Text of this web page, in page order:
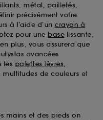
métal, pailletés,
précisément votre
à l’aide d’un crayon à
pour une base lissante,
plus, vous assurera que
avancées
les palettes lèvres,
multitudes de couleurs et
mains et des pieds on